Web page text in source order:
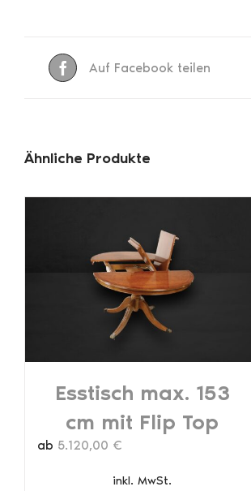
Auf Facebook teilen
Ähnliche Produkte
Esstisch max. 153
cm mit Flip Top
ab 5.120,00 €
inkl. MwSt.